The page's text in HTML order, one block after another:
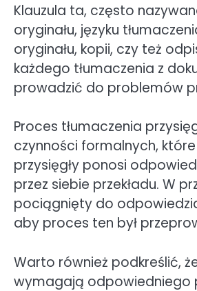
Klauzula ta, często
oryginału, języku
oryginału, kopii, czy też
każdego tłumaczenia z
prowadzić do problemów
Proces tłumaczenia
czynności formalnych,
przysięgły ponosi
przez siebie przekładu. W
pociągnięty do
aby proces ten był
Warto również podkreślić,
wymagają odpowiedniego